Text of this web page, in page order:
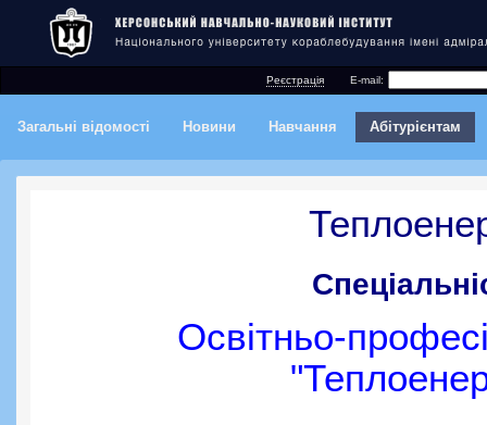
Реєстрація E-mail:
Загальні відомості Новини Навчання Абітурієнтам
Освітньо-